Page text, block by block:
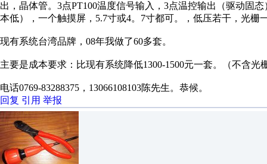
出，晶体管。3点PT100温度信号输入，3点温控输出（驱动固
本低），一个触摸屏，5.7寸或4。7寸都可。，低压若干，光栅
现有系统台湾品牌，08年我做了60多套。
主要是成本要求：比现有系统降低1300-1500元一套。（不含
电话0769-83288375，13066108103陈先生。恭候。
回复 引用 举报